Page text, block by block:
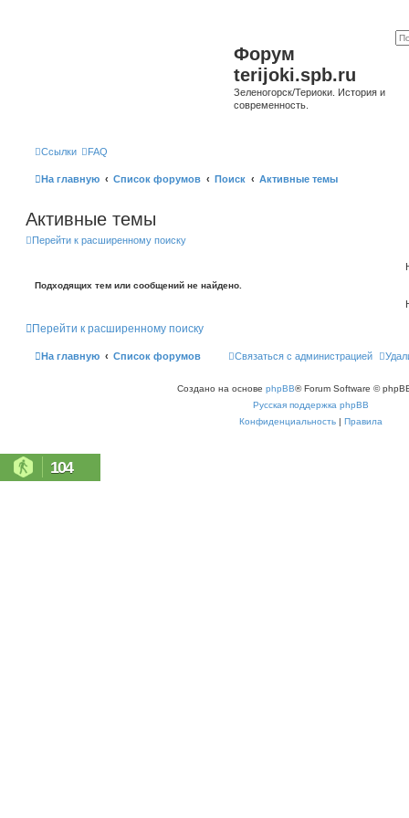
Форум
terijoki.spb.ru
Зеленогорск/Териоки. История и
современность.
Ссылки FAQ
На главную Список форумов Поиск Активные темы
Активные темы
Перейти к расширенному поиску
Подходящих тем или сообщений не найдено.
Перейти к расширенному поиску
На главную Список форумов Связаться с администрацией
Создано на основе phpBB® Forum Software ©
Русская поддержка phpBB
Конфиденциальность | Правила
104